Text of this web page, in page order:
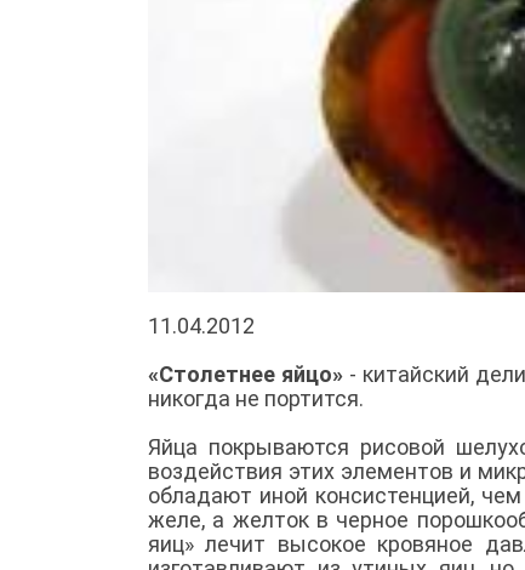
11.04.2012
«Столетнее яйцо»- китайский
никогда не портится.
Яйца покрываются рисовой
воздействия этих элементов и
обладают иной консистенцией,
желе, а желток в черное
яиц» лечит высокое кровяное